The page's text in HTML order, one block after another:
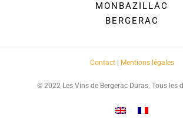
MONBAZILLAC
BERGERAC
Contact| Mentions légales
© 2022 Les Vins de Bergerac Duras. Tous les